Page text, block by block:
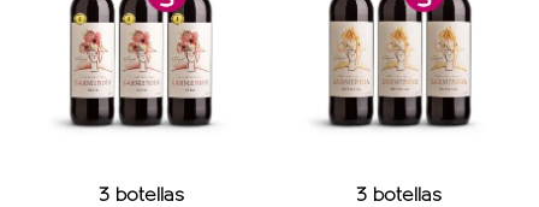
3 botellas
3 botellas